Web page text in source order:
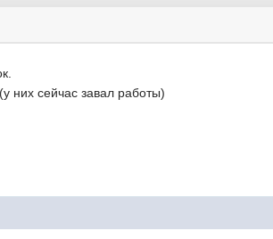
них сейчас завал работы)